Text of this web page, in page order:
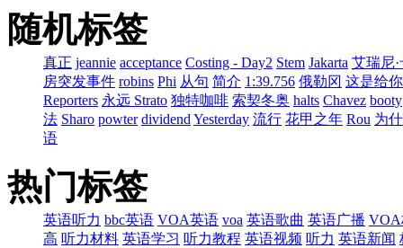
随机标签
真正 jeannie acceptance Costing - Day2 Stem Jakarta 艾瑞尼
房突发事件 robins Phi 从句 简介 1:39.756 俄勒冈 这是给
Reporters 永远 Strato 独特咖啡 索契冬奥 halts Chavez booty
法 Sharo powter dividend Yesterday 流行 花甲之年 Rou 为
语
热门标签
英语听力 bbc英语 VOA英语 voa 英语歌曲 英语广播 VOA
高 听力材料 英语学习 听力教程 英语视频 听力 英语新闻